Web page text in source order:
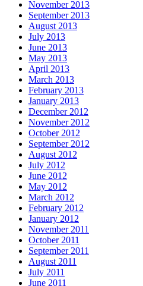
November 2013
September 2013
August 2013
July 2013
June 2013
May 2013
April 2013
March 2013
February 2013
January 2013
December 2012
November 2012
October 2012
September 2012
August 2012
July 2012
June 2012
May 2012
March 2012
February 2012
January 2012
November 2011
October 2011
September 2011
August 2011
July 2011
June 2011